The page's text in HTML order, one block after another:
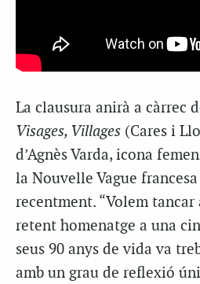
La clausura anirà a càrrec
Visages, Villages (Cares i
d’AgnèsVarda, icona
la Nouvelle Vague
recentment. “Volem tancar
retent homenatge a una
seus 90 anys de vida va
amb un grau de reflexió